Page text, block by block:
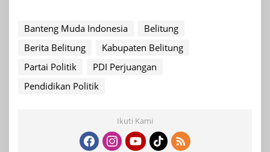
Banteng Muda Indonesia
Belitung
Berita Belitung
Kabupaten Belitung
Partai Politik
PDI Perjuangan
Pendidikan Politik
Ikuti Kami